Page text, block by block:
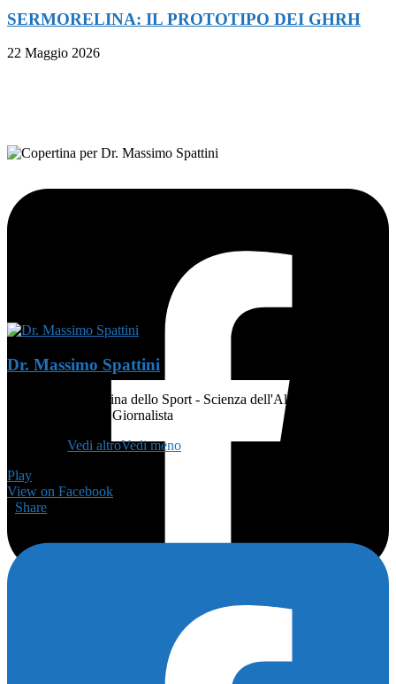
SERMORELINA: IL PROTOTIPO DEI GHRH
22 Maggio 2026
Dr. Massimo Spattini
MEDICO - Medicina dello Sport - Scienza dell'Alimentazione e
Dietetica - Atleta - Giornalista
Vedi altroVedi meno
Play
View on Facebook
Share